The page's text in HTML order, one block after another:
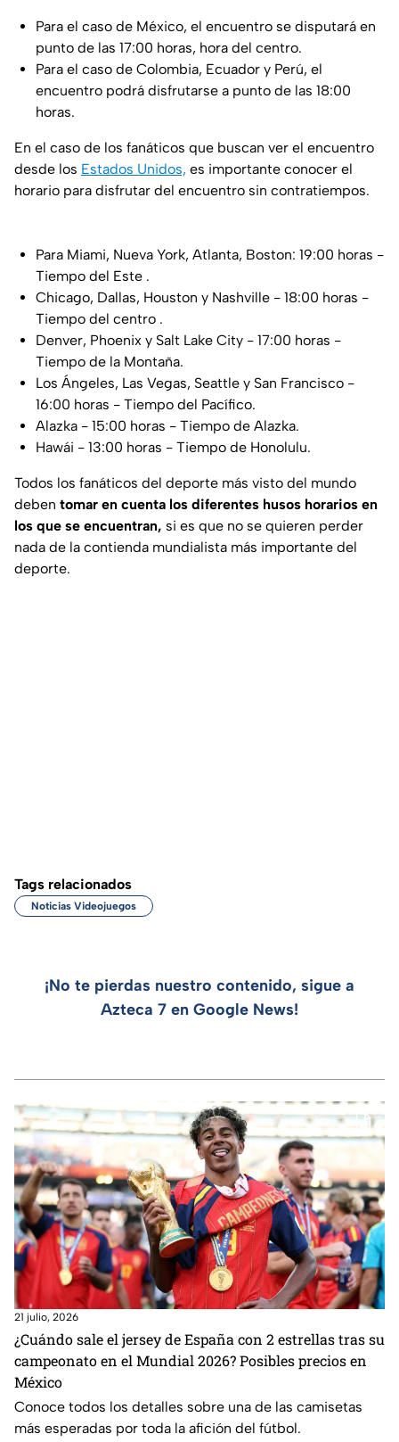
Para el caso de México, el encuentro se disputará en
punto de las 17:00 horas, hora del centro.
Para el caso de Colombia, Ecuador y Perú, el
encuentro podrá disfrutarse a punto de las 18:00
horas.
En el caso de los fanáticos que buscan ver el encuentro
desde los Estados Unidos, es importante conocer el
horario para disfrutar del encuentro sin contratiempos.
Para Miami, Nueva York, Atlanta, Boston: 19:00 horas -
Tiempo del Este .
Chicago, Dallas, Houston y Nashville - 18:00 horas -
Tiempo del centro .
Denver, Phoenix y Salt Lake City - 17:00 horas -
Tiempo de la Montaña.
Los Ángeles, Las Vegas, Seattle y San Francisco -
16:00 horas - Tiempo del Pacífico.
Alazka - 15:00 horas - Tiempo de Alazka.
Hawái - 13:00 horas - Tiempo de Honolulu.
Todos los fanáticos del deporte más visto del mundo
deben tomar en cuenta los diferentes husos horarios en
los que se encuentran, si es que no se quieren perder
nada de la contienda mundialista más importante del
deporte.
Tags relacionados
Noticias Videojuegos
¡No te pierdas nuestro contenido, sigue a
Azteca 7 en Google News!
21 julio, 2026
¿Cuándo sale el jersey de España con 2 estrellas tras su
campeonato en el Mundial 2026? Posibles precios en
México
Conoce todos los detalles sobre una de las camisetas
más esperadas por toda la afición del fútbol.